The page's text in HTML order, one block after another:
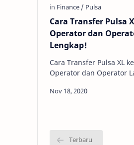
Cara Transfer Pulsa
Operator dan
Lengkap!
Cara Transfer Pulsa XL
Operator dan Operator
bulan bahkan tiap pekan